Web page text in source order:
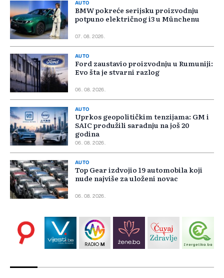
AUTO
BMW pokreće serijsku proizvodnju
potpuno električnog i3 u Münchenu
07. 08. 2026.
AUTO
Ford zaustavio proizvodnju u Rumuniji:
Evo šta je stvarni razlog
06. 08. 2026.
AUTO
Uprkos geopolitičkim tenzijama: GM i
SAIC produžili saradnju na još 20
godina
06. 08. 2026.
AUTO
Top Gear izdvojio 19 automobila koji
nude najviše za uloženi novac
06. 08. 2026.